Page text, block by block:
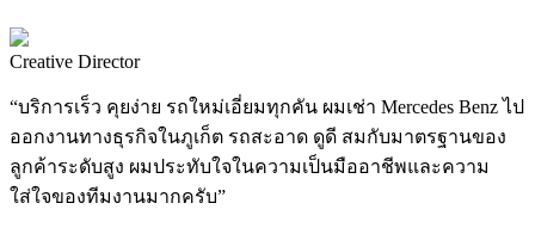
Creative Director
“บริการเร็ว คุยง่าย รถใหม่เอี่ยมทุกคัน ผมเช่า Mercedes Benz ไป
ออกงานทางธุรกิจในภูเก็ต รถสะอาด ดูดี สมกับมาตรฐานของ
ลูกค้าระดับสูง ผมประทับใจในความเป็นมืออาชีพและความ
ใส่ใจของทีมงานมากครับ”